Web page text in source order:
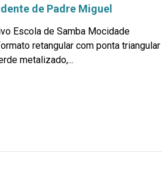
de Padre Miguel
Escola de Samba Mocidade
retangular com ponta triangular
metalizado,...